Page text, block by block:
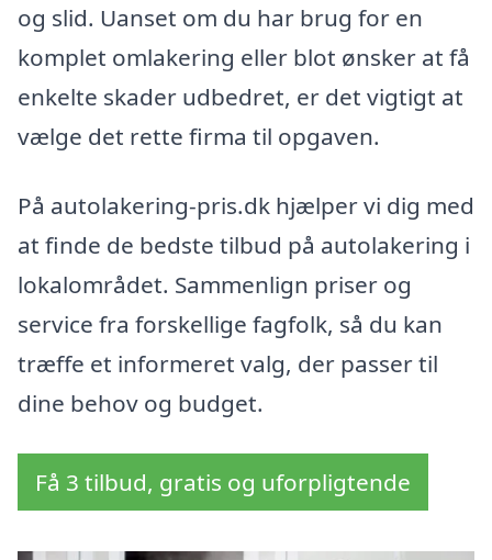
og slid. Uanset om du har brug for en
komplet omlakering eller blot ønsker at få
enkelte skader udbedret, er det vigtigt at
vælge det rette firma til opgaven.
På autolakering-pris.dk hjælper vi dig med
at finde de bedste tilbud på autolakering i
lokalområdet. Sammenlign priser og
service fra forskellige fagfolk, så du kan
træffe et informeret valg, der passer til
dine behov og budget.
Få 3 tilbud, gratis og uforpligtende